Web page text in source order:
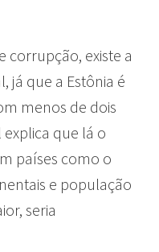
corrupção, existe a
já que a Estônia é
menos de dois
que lá o
países como o
e população
seria